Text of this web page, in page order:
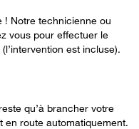
! Notre technicienne ou
vous pour effectuer le
est incluse).
qu’à brancher votre
en route automatiquement.